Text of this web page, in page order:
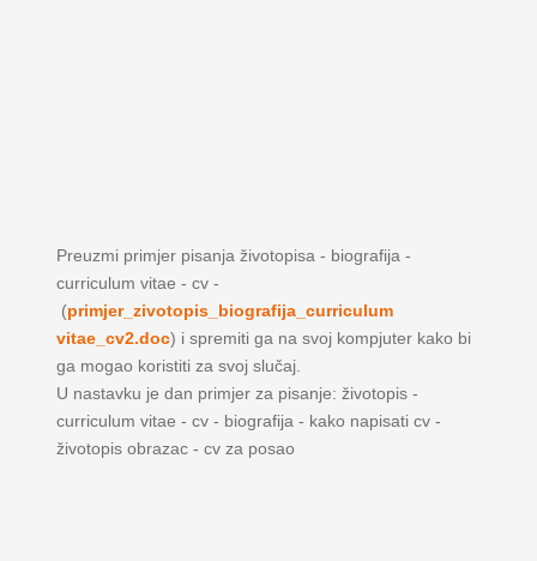
Preuzmi primjer pisanja životopisa - biografija -
curriculum vitae - cv -
(primjer_zivotopis_biografija_curriculum
vitae_cv2.doc) i spremiti ga na svoj kompjuter kako bi
ga mogao koristiti za svoj slučaj.
U nastavku je dan primjer za pisanje: životopis -
curriculum vitae - cv - biografija - kako napisati cv -
životopis obrazac - cv za posao